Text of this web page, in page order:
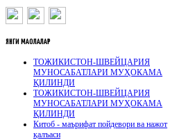
ЯНГИ МАҚОЛАЛАР
ТОЖИКИСТОН-ШВЕЙЦАРИЯ
МУНОСАБАТЛАРИ МУҲОКАМА
ҚИЛИНДИ
ТОЖИКИСТОН-ШВЕЙЦАРИЯ
МУНОСАБАТЛАРИ МУҲОКАМА
ҚИЛИНДИ
Китоб - маърифат пойдевори ва нажот
қалъаси